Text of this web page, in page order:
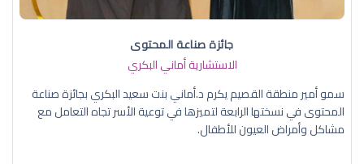
جائزة صناعة المحتوى
الاستشارية أماني البكري
سمو أمير منطقة القصيم يكرم د.أماني بنت سعيد البكري بجائزة صناعة
المحتوى في نسختها الرابعة لتميزها في توعية الأسر تجاه التعامل مع
مشاكل وأمراض العيون للأطفال.